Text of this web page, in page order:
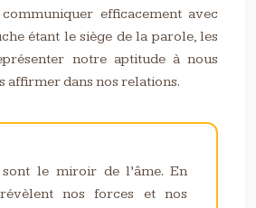
efficacement avec
étant le siège de la parole, les
notre aptitude à nous
affirmer dans nos relations.
le miroir de l’âme. En
nos forces et nos